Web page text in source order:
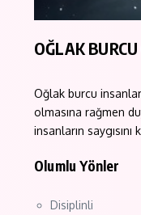
OĞLAK
Oğlak burcu
olmasına rağmen
insanların
Olumlu Yönler
Disiplinli